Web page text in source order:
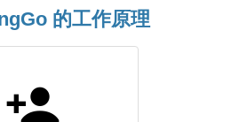
的工作原理